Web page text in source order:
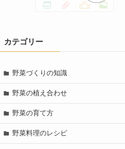
カテゴリー
野菜づくりの知識
野菜の植え合わせ
野菜の育て方
野菜料理のレシピ